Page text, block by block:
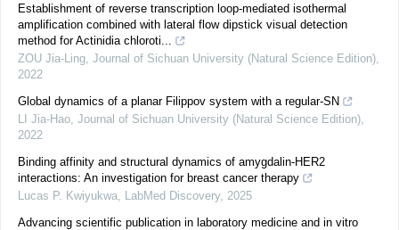
Establishment of reverse transcription loop-mediated isothermal
amplification combined with lateral flow dipstick visual detection
method for Actinidia chloroti...
ZOU Jia-Ling Journal of Sichuan University (Natural Science Edition)
2022
Global dynamics of a planar Filippov system with a regular-SN
LI Jia-Hao Journal of Sichuan University (Natural Science Edition)
2022
Binding affinity and structural dynamics of amygdalin-HER2
interactions: An investigation for breast cancer therapy
Lucas P. Kwiyukwa LabMed Discovery, 2025
Advancing scientific publication in laboratory medicine and in vitro